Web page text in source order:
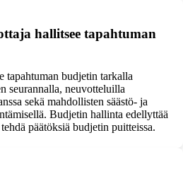
hallitsee tapahtuman
tapahtuman budjetin tarkalla
seurannalla, neuvotteluilla
sekä mahdollisten säästö- ja
Budjetin hallinta edellyttää
päätöksiä budjetin puitteissa.